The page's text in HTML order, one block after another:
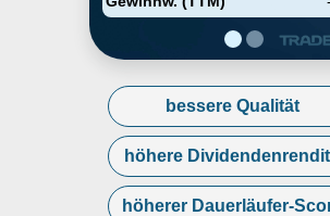
bessere Qualität
höhere
höherer Dauerläufer-